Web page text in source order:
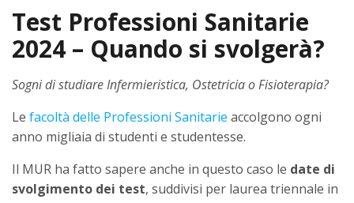
Test Professioni Sanitarie
2024 – Quando si svolgerà?
Sogni di studiare Infermieristica, Ostetricia o Fisioterapia?
Le facoltà delle Professioni Sanitarie accolgono ogni
anno migliaia di studenti e studentesse.
Il MUR ha fatto sapere anche in questo caso le date di
svolgimento dei test, suddivisi per laurea triennale in